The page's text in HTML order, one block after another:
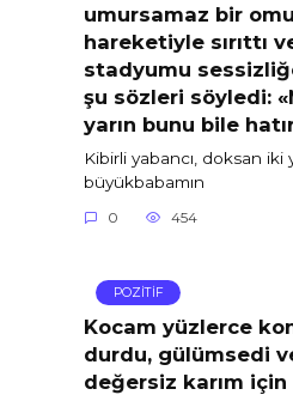
umursamaz bir
hareketiyle sırıttı
stadyumu
şu sözleri söyledi:
yarın bunu bile
Kibirli yabancı, doksan iki
büyükbabamın
0 454
POZİTİF
Kocam yüzlerce
durdu, gülümsedi
değersiz karım